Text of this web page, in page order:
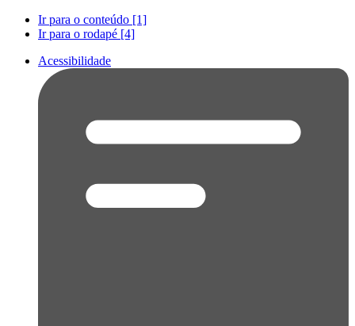
Ir para o conteúdo [1]
Ir para o rodapé [4]
Acessibilidade